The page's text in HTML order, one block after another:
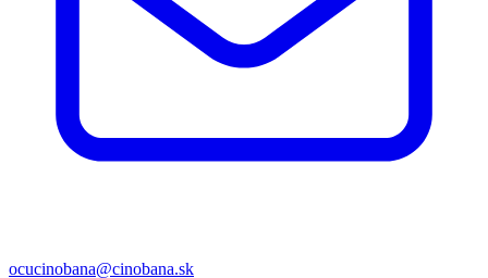
ocucinobana@cinobana.sk